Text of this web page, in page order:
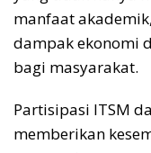
manfaat
dampak ekonomi
bagi masyarakat.
Partisipasi ITSM
memberikan